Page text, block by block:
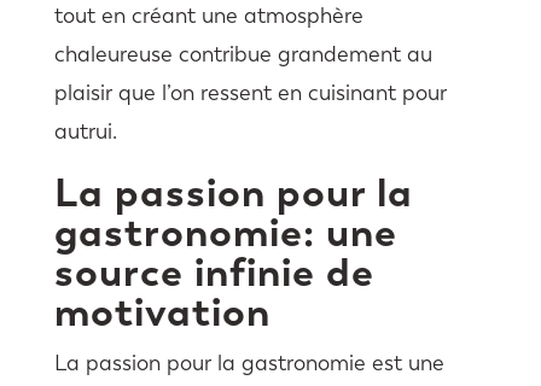
tout en créant une atmosphère
chaleureuse contribue grandement au
plaisir que l’on ressent en cuisinant pour
autrui.
La passion pour la
gastronomie: une
source infinie de
motivation
La passion pour la gastronomie est une